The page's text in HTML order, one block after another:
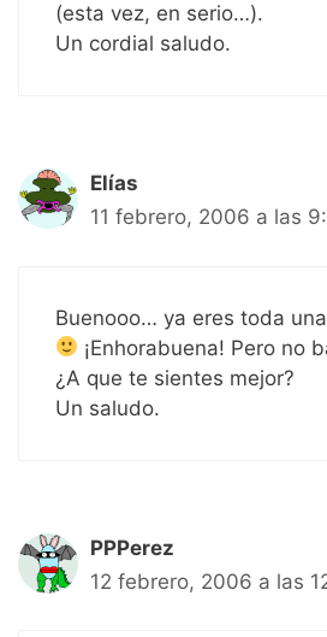
(esta vez, en serio…).
Un cordial saludo.
Elías
11 febrero, 2006 a las
Buenooo… ya eres toda
¡Enhorabuena! Pero no
¿A que te sientes mejor?
Un saludo.
PPPerez
12 febrero, 2006 a las